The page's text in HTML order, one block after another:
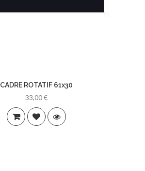
CADRE ROTATIF 61x30
33,00 €